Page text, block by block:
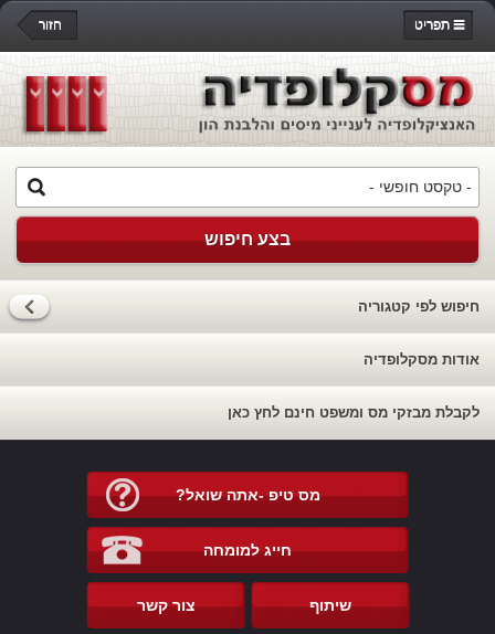
חזור תפריט
בצע חיפוש
חיפוש לפי קטגוריה
אודות מסקלופדיה
לקבלת מבזקי מס ומשפט חינם לחץ כאן
מס טיפ -אתה שואל?
חייג למומחה
צור קשר שיתוף